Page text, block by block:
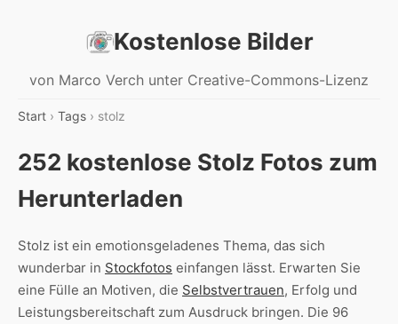
Kostenlose Bilder
von Marco Verch unter Creative-Commons-Lizenz
Start › Tags › stolz
252 kostenlose Stolz Fotos zum
Herunterladen
Stolz ist ein emotionsgeladenes Thema, das sich
wunderbar in Stockfotos einfangen lässt. Erwarten Sie
eine Fülle an Motiven, die Selbstvertrauen, Erfolg und
Leistungsbereitschaft zum Ausdruck bringen. Die 96